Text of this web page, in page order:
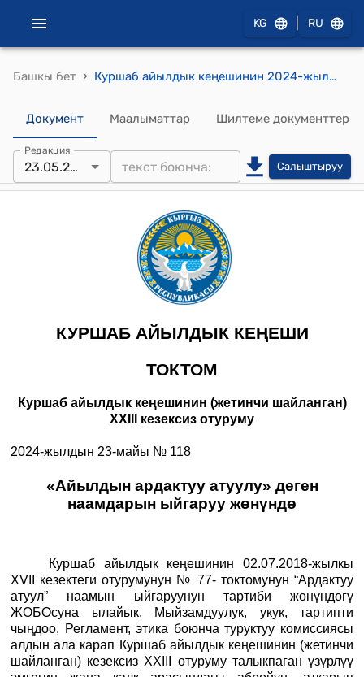
KG RU
Башкы бет › Куршаб айылдык кеңешинин 2024-жылдын 23-майы № 118 «Айылдын ардактуу атуулу» деген наамдарын ыйгаруу жөнүндө токтому
Документ Маалыматтар Шилтеме документтер
Редакция
23.05.2024 Салыштыруу